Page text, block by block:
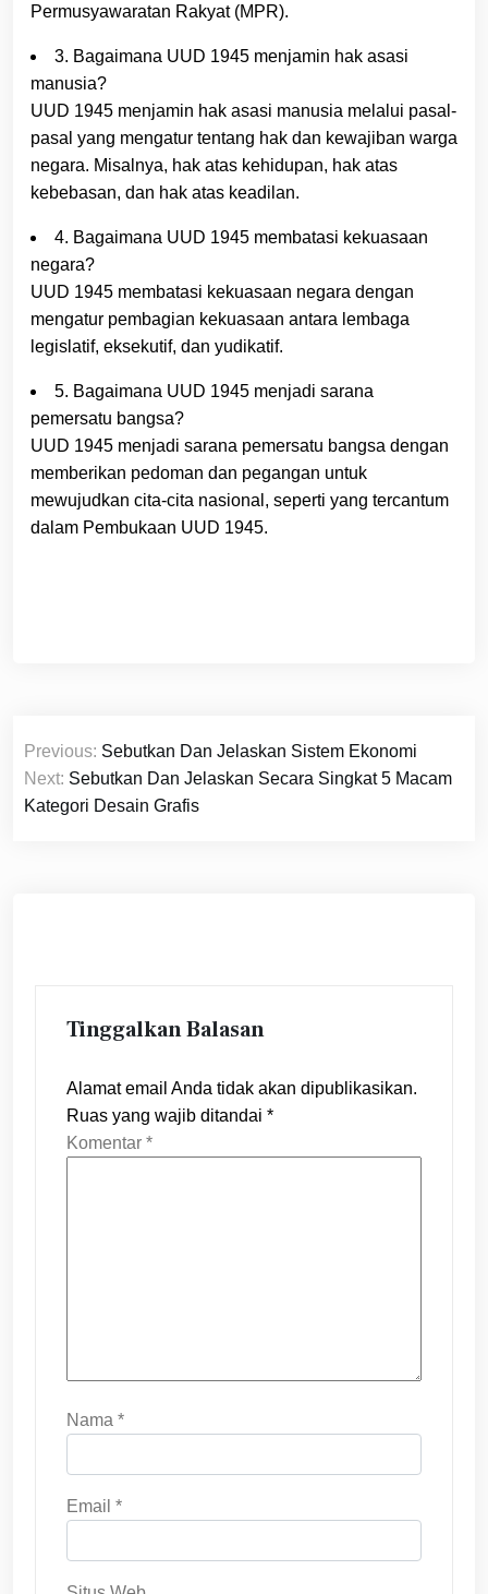
Permusyawaratan Rakyat (MPR).
3. Bagaimana UUD 1945 menjamin hak asasi
manusia?
UUD 1945 menjamin hak asasi manusia melalui pasal-
pasal yang mengatur tentang hak dan kewajiban warga
negara. Misalnya, hak atas kehidupan, hak atas
kebebasan, dan hak atas keadilan.
4. Bagaimana UUD 1945 membatasi kekuasaan
negara?
UUD 1945 membatasi kekuasaan negara dengan
mengatur pembagian kekuasaan antara lembaga
legislatif, eksekutif, dan yudikatif.
5. Bagaimana UUD 1945 menjadi sarana
pemersatu bangsa?
UUD 1945 menjadi sarana pemersatu bangsa dengan
memberikan pedoman dan pegangan untuk
mewujudkan cita-cita nasional, seperti yang tercantum
dalam Pembukaan UUD 1945.
Navigasi
pos
Previous: Sebutkan Dan Jelaskan Sistem Ekonomi
Next: Sebutkan Dan Jelaskan Secara Singkat 5 Macam
Kategori Desain Grafis
Tinggalkan Balasan
Alamat email Anda tidak akan dipublikasikan.
Ruas yang wajib ditandai *
Komentar *
Nama *
Email *